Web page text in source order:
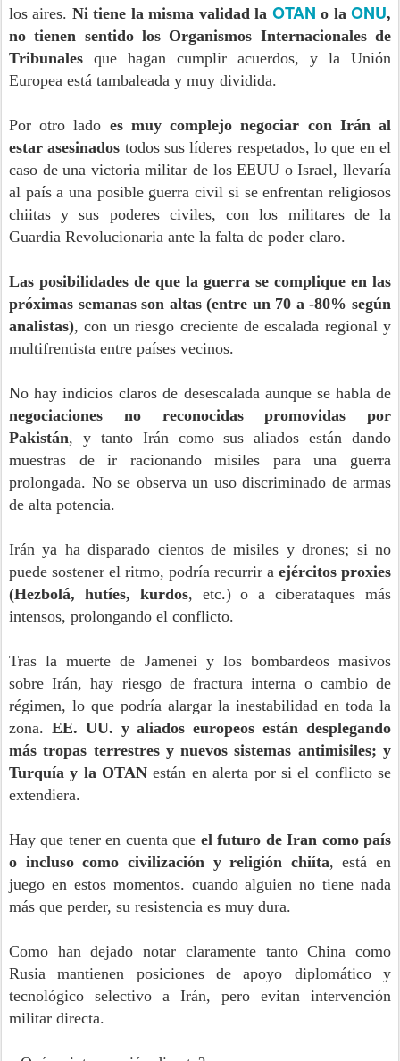
los aires. Ni tiene la misma validad la OTAN o laONU,
no tienen sentido los Organismos Internacionales de
Tribunales que hagan cumplir acuerdos, y la Unión
Europea está tambaleada y muy dividida.
Por otro lado es muy complejo negociar con Irán al
estar asesinados todos sus líderes respetados, lo que en el
caso de una victoria militar de los EEUU o Israel, llevaría
al país a una posible guerra civil si se enfrentan religiosos
chiitas y sus poderes civiles, con los militares de la
Guardia Revolucionaria ante la falta de poder claro.
Las posibilidades de que la guerra se complique en las
próximas semanas son altas (entre un 70 a -80% según
analistas), con un riesgo creciente de escalada regional y
multifrentista entre países vecinos.
No hay indicios claros de desescalada aunque se habla de
negociaciones no reconocidas promovidas por
Pakistán, y tanto Irán como sus aliados están dando
muestras de ir racionando misiles para una guerra
prolongada. No se observa un uso discriminado de armas
de alta potencia.
Irán ya ha disparado cientos de misiles y drones; si no
puede sostener el ritmo, podría recurrir a ejércitos proxies
(Hezbolá, hutíes, kurdos, etc.) o a ciberataques más
intensos, prolongando el conflicto.
Tras la muerte de Jamenei y los bombardeos masivos
sobre Irán, hay riesgo de fractura interna o cambio de
régimen, lo que podría alargar la inestabilidad en toda la
zona. EE. UU. y aliados europeos están desplegando
más tropas terrestres y nuevos sistemas antimisiles; y
Turquía y la OTAN están en alerta por si el conflicto se
extendiera.
Hay que tener en cuenta que el futuro de Iran como país
o incluso como civilización y religión chiíta, está en
juego en estos momentos. cuando alguien no tiene nada
más que perder, su resistencia es muy dura.
Como han dejado notar claramente tanto China como
Rusia mantienen posiciones de apoyo diplomático y
tecnológico selectivo a Irán, pero evitan intervención
militar directa.